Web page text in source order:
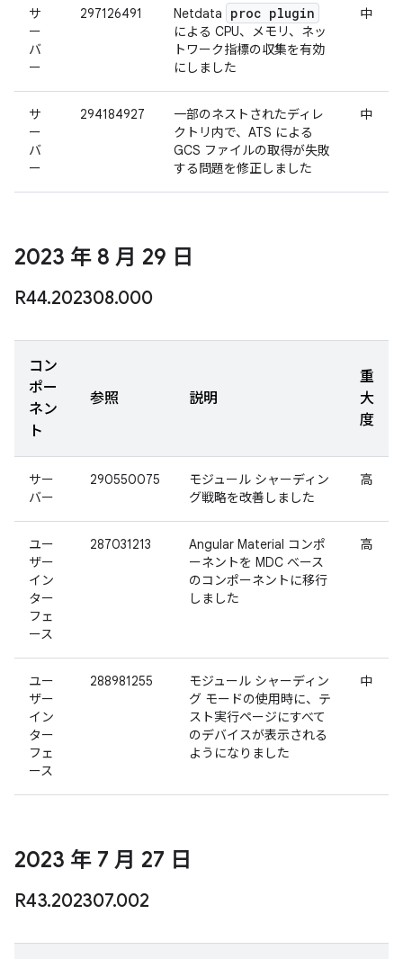
サ
ー
バ
ー
297126491 Netdata proc plugin
による CPU、メモリ、ネッ
トワーク指標の収集を有効
にしました
中
サ
ー
バ
ー
294184927
一部のネストされたディレ
クトリ内で、ATS による
GCS ファイルの取得が失敗
する問題を修正しました
中
2023 年 8 月 29 日
R44.202308.000
コン
ポー
ネン
ト
参照 説明
重
大
度
サー
バー
290550075
モジュール シャーディン
グ戦略を改善しました
高
ユー
ザー
イン
ター
フェ
ース
287031213
Angular Material コンポ
ーネントを MDC べース
のコンポーネントに移行
しました
高
ユー
ザー
イン
ター
フェ
ース
288981255
モジュール シャーディン
グ モードの使用時に、テ
スト実行ページにすべて
のデバイスが表示される
ようになりました
中
2023 年 7 月 27 日
R43.202307.002